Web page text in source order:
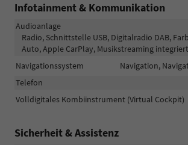
Infotainment & Kommunikation
Audioanlage
Radio, Schnittstelle USB, Digitalradio DAB,
Auto, Apple CarPlay, Musikstreaming
Navigationssystem
Navigation,
Telefon
Volldigitales Kombiinstrument (Virtual Cockpit)
Sicherheit & Assistenz